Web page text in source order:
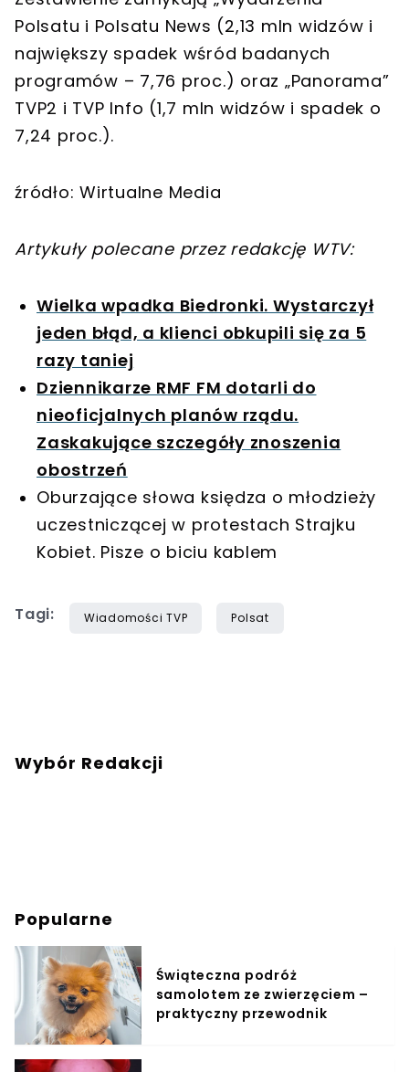
Polsatu i Polsatu News (2,13 mln widzów i
największy spadek wśród badanych
programów – 7,76 proc.) oraz „Panorama”
TVP2 i TVP Info (1,7 mln widzów i spadek o
7,24 proc.).
źródło: Wirtualne Media
Artykuły polecane przez redakcję WTV:
Wielka wpadka Biedronki. Wystarczył
jeden błąd, a klienci obkupili się za 5
razy taniej
Dziennikarze RMF FM dotarli do
nieoficjalnych planów rządu.
Zaskakujące szczegóły znoszenia
obostrzeń
Oburzające słowa księdza o młodzieży
uczestniczącej w protestach Strajku
Kobiet. Pisze o biciu kablem
Tagi: Wiadomości TVP Polsat
Wybór Redakcji
Popularne
Świąteczna podróż
samolotem ze zwierzęciem –
praktyczny przewodnik